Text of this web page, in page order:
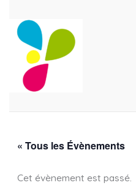
contenu
« Tous les Évènements
Cet évènement est passé.